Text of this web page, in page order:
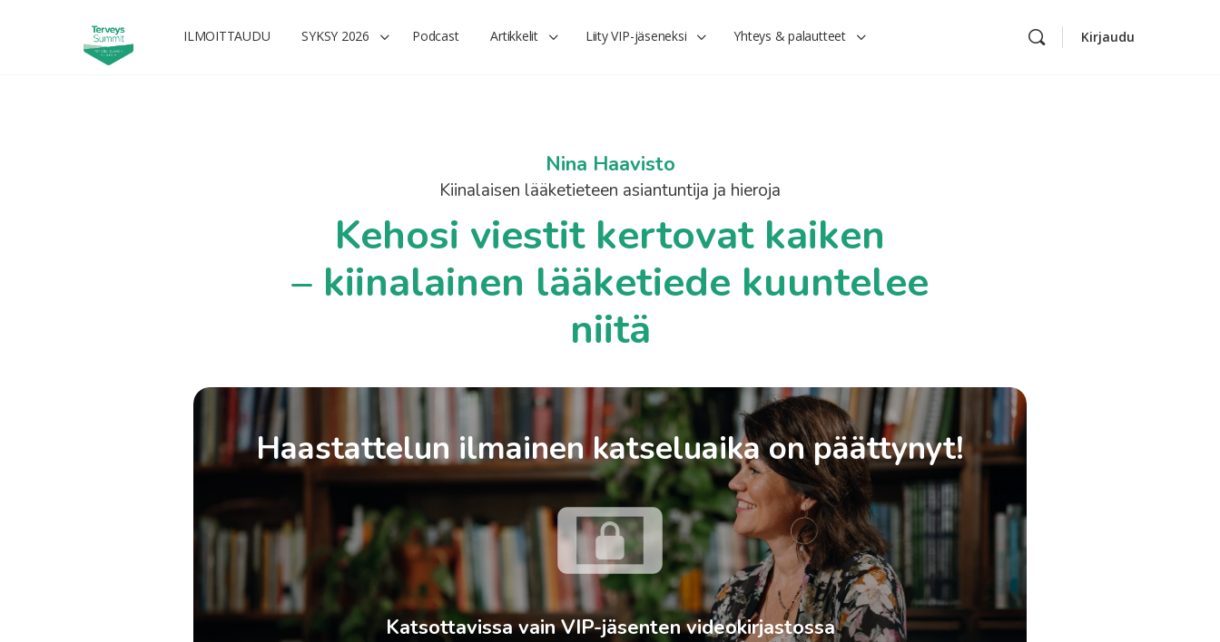
ILMOITTAUDU SYKSY 2026 Podcast Artikkelit Liity VIP-jäseneksi Yhteys & palautteet Kirjaudu
Nina Haavisto
Kiinalaisen lääketieteen asiantuntija ja hieroja
Kehosi viestit kertovat kaiken
– kiinalainen lääketiede kuuntelee
niitä
Haastattelun ilmainen katseluaika on päättynyt!
Katsottavissa vain VIP-jäsenten videokirjastossa